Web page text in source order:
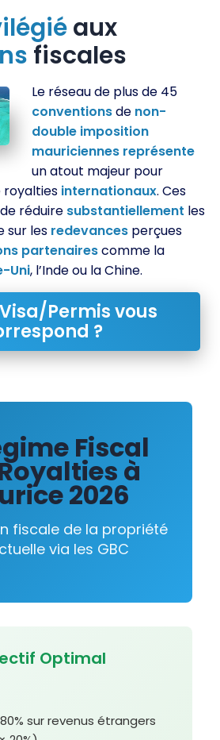
aux
fiscales
Le réseau de plus de 45
conventionsde non-
double imposition
mauriciennes représente
un atout majeur pour
royalties internationaux. Ces
de réduire substantiellement les
sur les redevances perçues
partenairescomme la
Uni, l’Inde ou la Chine.
Permis vous
?
Fiscal
à
2026
fiscale de la propriété
via les GBC
Optimal
sur revenus étrangers